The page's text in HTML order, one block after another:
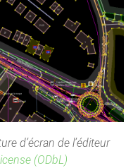
d’écran de l’éditeur
(ODbL)